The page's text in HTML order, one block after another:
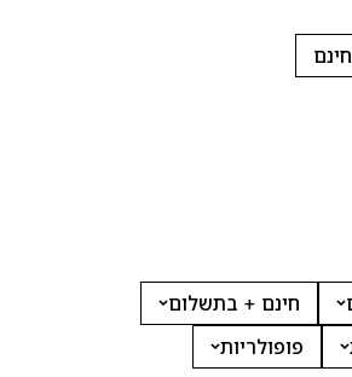
חינם + בתשלום
פופולריות